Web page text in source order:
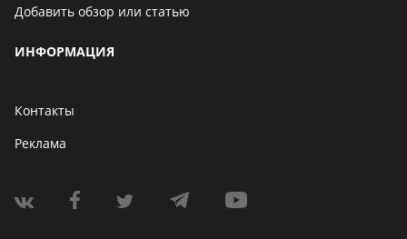
Добавить обзор или статью
ИНФОРМАЦИЯ
Контакты
Реклама